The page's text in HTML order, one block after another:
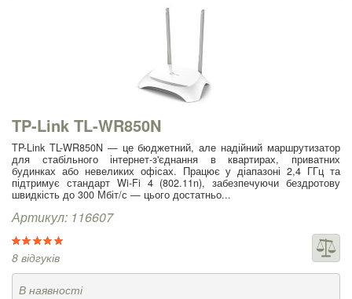
TP-Link TL-WR850N
TP-Link TL-WR850N — це бюджетний, але надійний маршрутизатор
для стабільного інтернет-з'єднання в квартирах, приватних
будинках або невеликих офісах. Працює у діапазоні 2,4 ГГц та
підтримує стандарт Wi-Fi 4 (802.11n), забезпечуючи бездротову
швидкість до 300 Мбіт/с — цього достатньо...
Артикул: 116607
8 відгуків
В наявності